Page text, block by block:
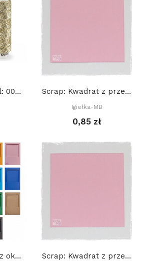
Metalux 100 m, kol: 001 ZŁOTY JASNY Scrap: Kwadrat z przeszyciami 12,2 x 12,2 cm
Igiełka-MB
0,85 zł
Baza 10,5 x 15 cm z okienkiem 8,2 cm KWADRAT,... Scrap: Kwadrat z przeszyciami 11,2 x 11,2 cm